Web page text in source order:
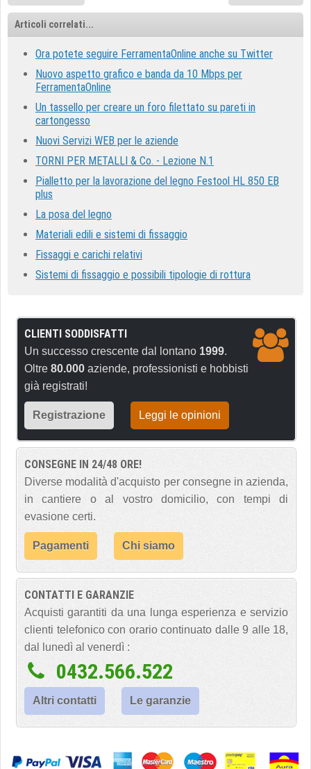
Articoli correlati...
Ora potete seguire FerramentaOnline anche su Twitter
Nuovo aspetto grafico e banda da 10 Mbps per
FerramentaOnline
Un tassello per creare un foro filettato su pareti in
cartongesso
Nuovi Servizi WEB per le aziende
TORNI PER METALLI & Co. - Lezione N.1
Pialletto per la lavorazione del legno Festool HL 850 EB
plus
La posa del legno
Materiali edili e sistemi di fissaggio
Fissaggi e carichi relativi
Sistemi di fissaggio e possibili tipologie di rottura
CLIENTI SODDISFATTI
Un successo crescente dal lontano 1999.
Oltre 80.000 aziende, professionisti e hobbisti
già registrati!
Registrazione Leggi le opinioni
CONSEGNE IN 24/48 ORE!
Diverse modalità d'acquisto per consegne in azienda,
in cantiere o al vostro domicilio, con tempi di
evasione certi.
Pagamenti Chi siamo
CONTATTI E GARANZIE
Acquisti garantiti da una lunga esperienza e servizio
clienti telefonico con orario continuato dalle 9 alle 18,
dal lunedì al venerdì :
0432.566.522
Altri contatti Le garanzie